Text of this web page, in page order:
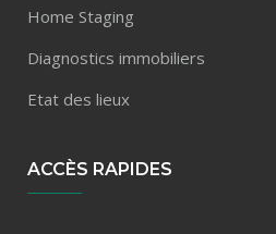
Home Staging
Diagnostics immobiliers
Etat des lieux
ACCÈS RAPIDES